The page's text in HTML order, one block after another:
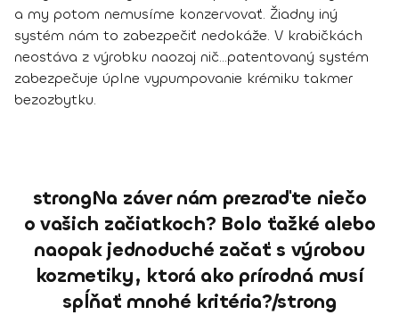
a my potom nemusíme konzervovať. Žiadny iný
systém nám to zabezpečiť nedokáže. V krabičkách
neostáva z výrobku naozaj nič...patentovaný systém
zabezpečuje úplne vypumpovanie krémiku takmer
bezozbytku.
strongNa záver nám prezraďte niečo
o vašich začiatkoch? Bolo ťažké alebo
naopak jednoduché začať s výrobou
kozmetiky, ktorá ako prírodná musí
spĺňať mnohé kritéria?/strong